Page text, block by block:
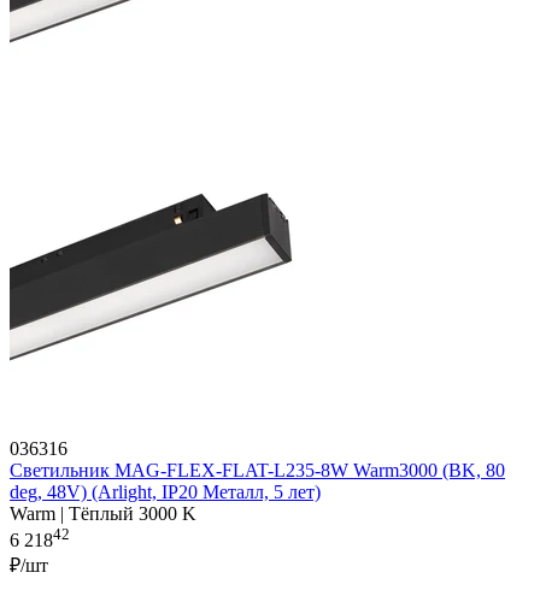
036316
Светильник MAG-FLEX-FLAT-L235-8W Warm3000 (BK, 80
deg, 48V) (Arlight, IP20 Металл, 5 лет)
Warm | Тёплый 3000 K
6 21842
₽/шт